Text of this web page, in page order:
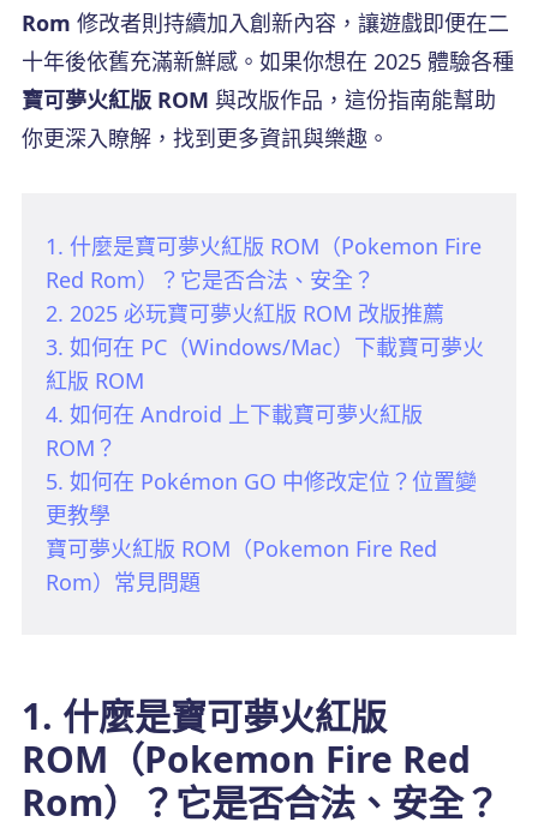
Rom 修改者則持續加入創新內容，讓遊戲即便在二
十年後依舊充滿新鮮感。如果你想在 2025 體驗各種
寶可夢火紅版 ROM 與改版作品，這份指南能幫助
你更深入瞭解，找到更多資訊與樂趣。
1. 什麼是寶可夢火紅版 ROM（Pokemon Fire
Red Rom）？它是否合法、安全？
2. 2025 必玩寶可夢火紅版 ROM 改版推薦
3. 如何在 PC（Windows/Mac）下載寶可夢火
紅版 ROM
4. 如何在 Android 上下載寶可夢火紅版
ROM？
5. 如何在 Pokémon GO 中修改定位？位置變
更教學
寶可夢火紅版 ROM（Pokemon Fire Red
Rom）常見問題
1. 什麼是寶可夢火紅版
ROM（Pokemon Fire Red
Rom）？它是否合法、安全？